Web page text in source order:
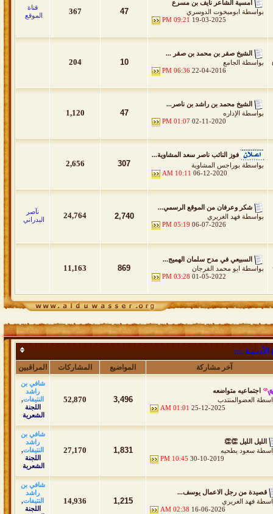
أمسية الشاعر نايف بن مسرع
بواسطة ابومبخوت الدوسري
19-03-2025
09:21 PM
47
367
قناة
الموقع
الشيخ صقر بن محمد بن صقر ...
بواسطة الجامع
22-04-2016
06:36 PM
10
204
الشيخ محمد بن راشد بن ناصر...
بواسطة الإداره
02-11-2020
01:07 PM
47
1,120
فوز النائب ناصر سعد المشاوية...
بواسطة بوراجس المشاوية
06-12-2020
10:11 AM
307
2,656
شكر وعرفان من الموقع الرسمي...
بواسطة فهد الغريري
06-07-2026
05:19 PM
2,740
24,764
نآصر
البدراني
السبيعي في مدح سلمان الهميج...
بواسطة ابو محمد الفرجان
01-05-2022
03:28 PM
869
11,163
.:::
آخر مشاركة المواضيع المشاركات المراقبين
اجتماعيه متواضعه
العضوالمنتدب
25-12-2025
01:01 AM
3,496
52,870
شافي بن
راشد
النتيفات,
اللجنة
الشعرية
الليل الليل 👏👏
سعود بطحيه
30-10-2019
10:45 PM
1,831
27,170
شافي بن
راشد
النتيفات,
اللجنة
الشعرية
قصيدة من رجل الاعمال يوسف...
فهد الغريري
16-06-2026
02:38 AM
1,215
14,936
شافي بن
راشد
النتيفات,
اللجنة